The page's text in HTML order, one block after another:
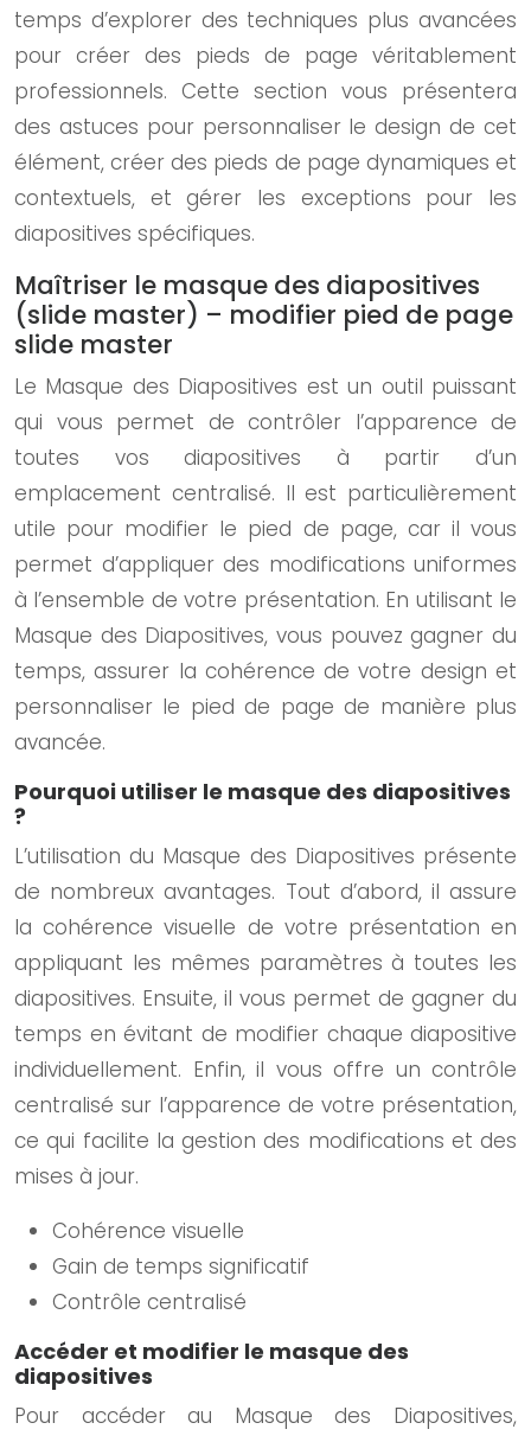
temps d’explorer des techniques plus avancées
pour créer des pieds de page véritablement
professionnels. Cette section vous présentera
des astuces pour personnaliser le design de cet
élément, créer des pieds de page dynamiques et
contextuels, et gérer les exceptions pour les
diapositives spécifiques.
Maîtriser le masque des diapositives
(slide master) – modifier pied de page
slide master
Le Masque des Diapositives est un outil puissant
qui vous permet de contrôler l’apparence de
toutes vos diapositives à partir d’un
emplacement centralisé. Il est particulièrement
utile pour modifier le pied de page, car il vous
permet d’appliquer des modifications uniformes
à l’ensemble de votre présentation. En utilisant le
Masque des Diapositives, vous pouvez gagner du
temps, assurer la cohérence de votre design et
personnaliser le pied de page de manière plus
avancée.
Pourquoi utiliser le masque des diapositives
?
L’utilisation du Masque des Diapositives présente
de nombreux avantages. Tout d’abord, il assure
la cohérence visuelle de votre présentation en
appliquant les mêmes paramètres à toutes les
diapositives. Ensuite, il vous permet de gagner du
temps en évitant de modifier chaque diapositive
individuellement. Enfin, il vous offre un contrôle
centralisé sur l’apparence de votre présentation,
ce qui facilite la gestion des modifications et des
mises à jour.
Cohérence visuelle
Gain de temps significatif
Contrôle centralisé
Accéder et modifier le masque des
diapositives
Pour accéder au Masque des Diapositives,